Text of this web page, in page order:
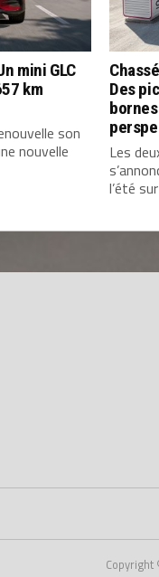
mini GLC
km
son
nouvelle
Des
Les
l’été
Copyright